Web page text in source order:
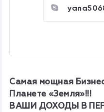
Самая мощная
Планете «Земля»!!!
ВАШИ ДОХОДЫ В